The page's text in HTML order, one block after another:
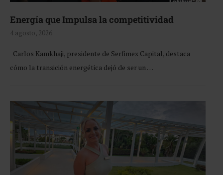
Energía que Impulsa la competitividad
4 agosto, 2026
Carlos Kamkhaji, presidente de Serfimex Capital, destaca
cómo la transición energética dejó de ser un …